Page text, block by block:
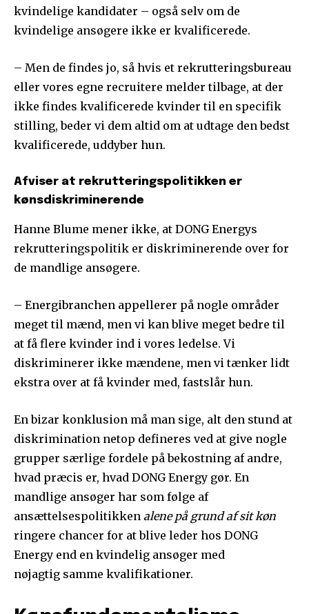
kvindelige kandidater – også selv om de
kvindelige ansøgere ikke er kvalificerede.
– Men de findes jo, så hvis et rekrutteringsbureau
eller vores egne recruitere melder tilbage, at der
ikke findes kvalificerede kvinder til en specifik
stilling, beder vi dem altid om at udtage den bedst
kvalificerede, uddyber hun.
Afviser at rekrutteringspolitikken er
kønsdiskriminerende
Hanne Blume mener ikke, at DONG Energys
rekrutteringspolitik er diskriminerende over for
de mandlige ansøgere.
– Energibranchen appellerer på nogle områder
meget til mænd, men vi kan blive meget bedre til
at få flere kvinder ind i vores ledelse. Vi
diskriminerer ikke mændene, men vi tænker lidt
ekstra over at få kvinder med, fastslår hun.
En bizar konklusion må man sige, alt den stund at
diskrimination netop defineres ved at give nogle
grupper særlige fordele på bekostning af andre,
hvad præcis er, hvad DONG Energy gør. En
mandlige ansøger har som følge af
ansættelsespolitikken alene på grund af sit køn
ringere chancer for at blive leder hos DONG
Energy end en kvindelig ansøger med
nøjagtig samme kvalifikationer.